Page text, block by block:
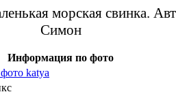
морская свинка.
Симон
Информация по фото
katya